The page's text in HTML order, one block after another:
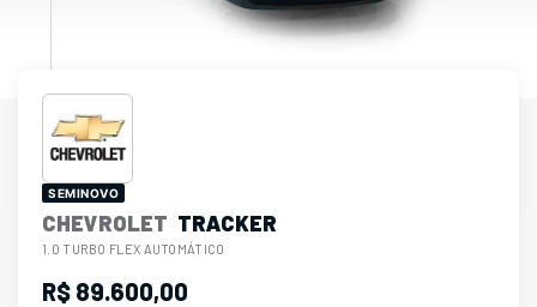
SEMINOVO
CHEVROLET TRACKER
1.0 TURBO FLEX AUTOMÁTICO
R$ 89.600,00